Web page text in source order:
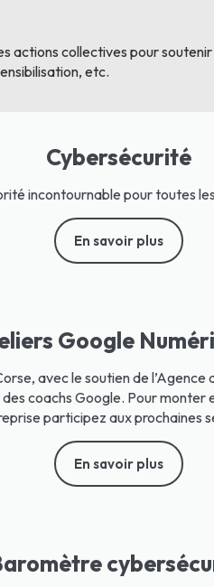
actions collectives pour
etc.
Cybersécurité
incontournable pour toutes
En savoir plus
Google
avec le soutien de
coachs Google. Pour
participez aux prochaines
En savoir plus